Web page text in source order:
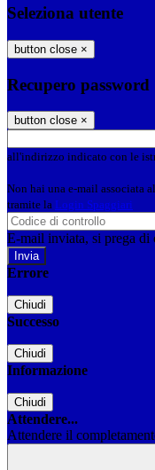
Seleziona utente
button close ×
Recupero password
button close ×
all'indirizzo indicato con le
Non hai una e-mail associata
tramite la Login Spaggiari
E-mail inviata, si prega di
Errore
Chiudi
Successo
Chiudi
Informazione
Chiudi
Attendere...
Attendere il